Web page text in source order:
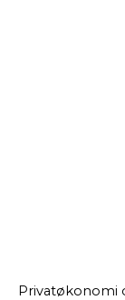
Privatøkonomi